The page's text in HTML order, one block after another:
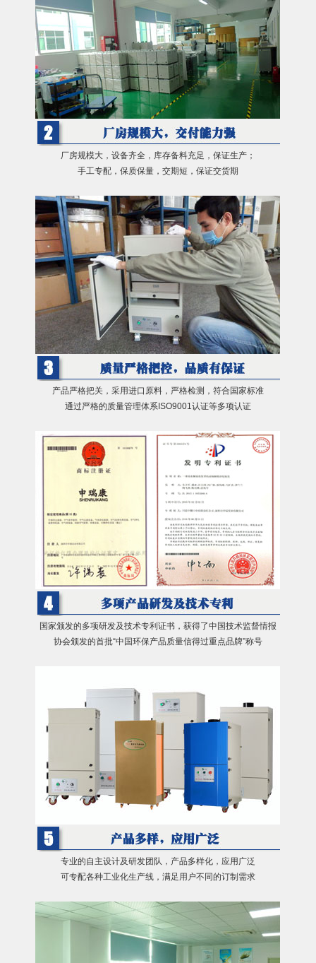
厂房规模大，设备齐全，库存备料充足，保证生产；
手工专配，保质保量，交期短，保证交货期
产品严格把关，采用进口原料，严格检测，符合国家标准
通过严格的质量管理体系ISO9001认证等多项认证
国家颁发的多项研发及技术专利证书，获得了中国技术监督情报
协会颁发的首批“中国环保产品质量信得过重点品牌”称号
专业的自主设计及研发团队，产品多样化，应用广泛
可专配各种工业化生产线，满足用户不同的订制需求